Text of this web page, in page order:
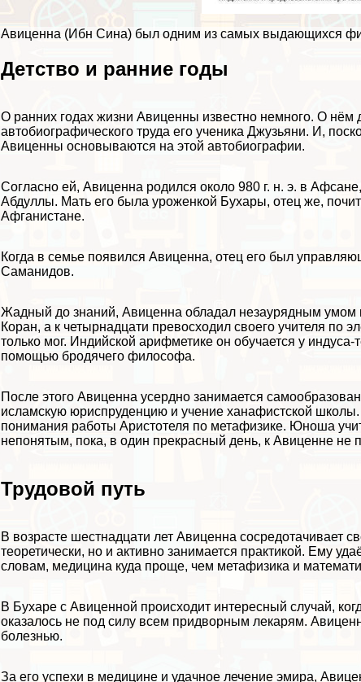
Авиценна (Ибн Сина) был одним из самых выдающихся
Детство и ранние годы
О ранних годах жизни Авиценны известно немного. О
автобиографического труда его ученика Джузьяни. И,
Авиценны основываются на этой автобиографии.
Согласно ей, Авиценна родился около 980 г. н. э. в
Абдуллы. Мать его была уроженкой Бухары, отец же,
Афганистане.
Когда в семье появился Авиценна, отец его был
Саманидов.
Жадный до знаний, Авиценна обладал незаурядным умом
Коран, а к четырнадцати превосходил своего учителя по
только мог. Индийской арифметике он обучается у
помощью бродячего философа.
После этого Авиценна усердно занимается
исламскую юриспруденцию и учение ханафистской
понимания работы Аристотеля по метафизике. Юноша
непонятым, пока, в один прекрасный день, к Авиценне не
Трудовой путь
В возрасте шестнадцати лет Авиценна сосредотачивает
теоретически, но и активно занимается пpaктикой. Ему
словам, медицина куда проще, чем метафизика и
В Бухаре с Авиценной происходит интересный случай,
оказалось не под силу всем придворным лекарям.
болезнью.
За его успехи в медицине и удачное лечение эмира,